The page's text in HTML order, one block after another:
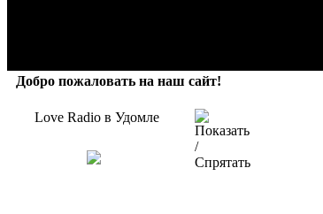
Добро пожаловать на наш сайт!
Love Radio в Удомле